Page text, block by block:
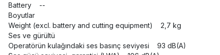
Battery --
Boyutlar
Weight (excl. battery and cutting equipment) 2,7 kg
Ses ve gürültü
Operatörün kulağındaki ses basınç seviyesi 93 dB(A)